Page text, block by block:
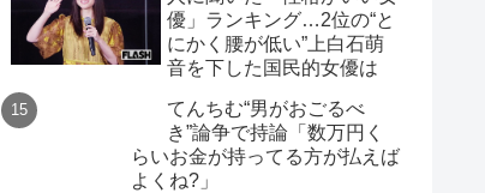
優」ランキング…2位の“と
にかく腰が低い”上白石萌
音を下した国民的女優は
てんちむ“男がおごるべ
き”論争で持論「数万円く
らいお金が持ってる方が払えば
よくね?」